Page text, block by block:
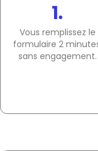
1.
Vous remplissez le
formulaire 2
sans engagement.